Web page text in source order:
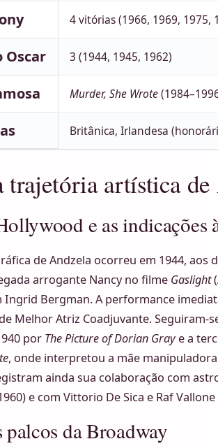
4 vitórias (1966, 1969, 1975,
Oscar 3 (1944, 1945, 1962)
Murder, She Wrote
Britânica, Irlandesa
trajetória artística de
e as indicações
de Andzela ocorreu em 1944, aos
arrogante Nancy no filme Gaslight
Ingrid Bergman. A performance
Melhor Atriz Coadjuvante. Seguiram-
por The Picture of Dorian Graye a
, onde interpretou a mãe
ainda sua colaboração com
e com Vittorio De Sica e Raf
da Broadway